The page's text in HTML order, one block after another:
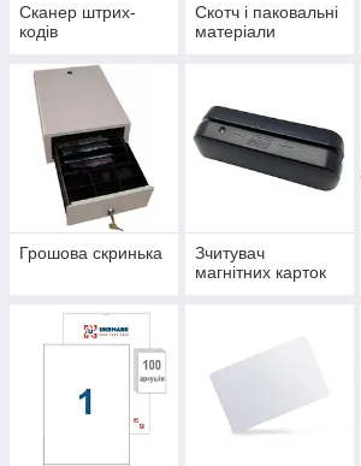
Сканер штрих-
кодів
Скотч і паковальні
матеріали
Грошова скринька
Зчитувач
магнітних карток